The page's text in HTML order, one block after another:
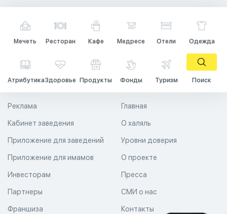
Мечеть Ресторан Кафе Медресе Отели Одежда
АтрибутикаЗдоровье Продукты Фонды Туризм Поиск
Главная
О халяль
Уровни доверия
Реклама
Кабинет заведения
Приложение для заведений
Приложение для имамов О проекте
Пресса
СМИ о нас
Контакты
Инвесторам
Партнеры
Франшиза